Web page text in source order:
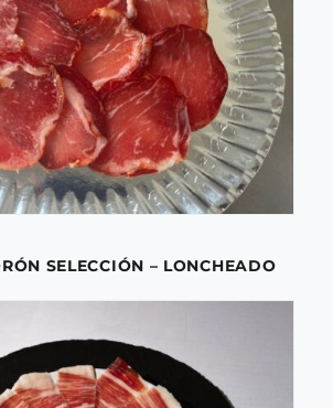
SELECCIÓN – LONCHEADO